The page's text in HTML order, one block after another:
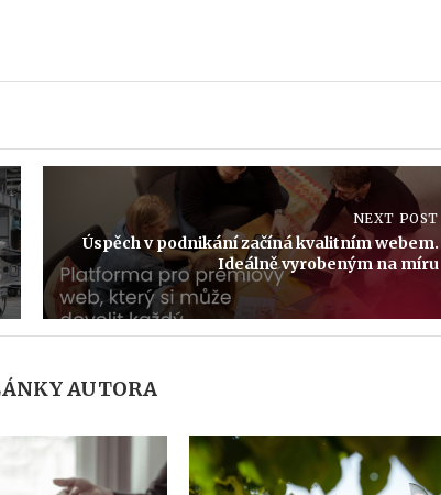
NEXT POST
Úspěch v podnikání začíná kvalitním webem.
Ideálně vyrobeným na míru
AUTORA